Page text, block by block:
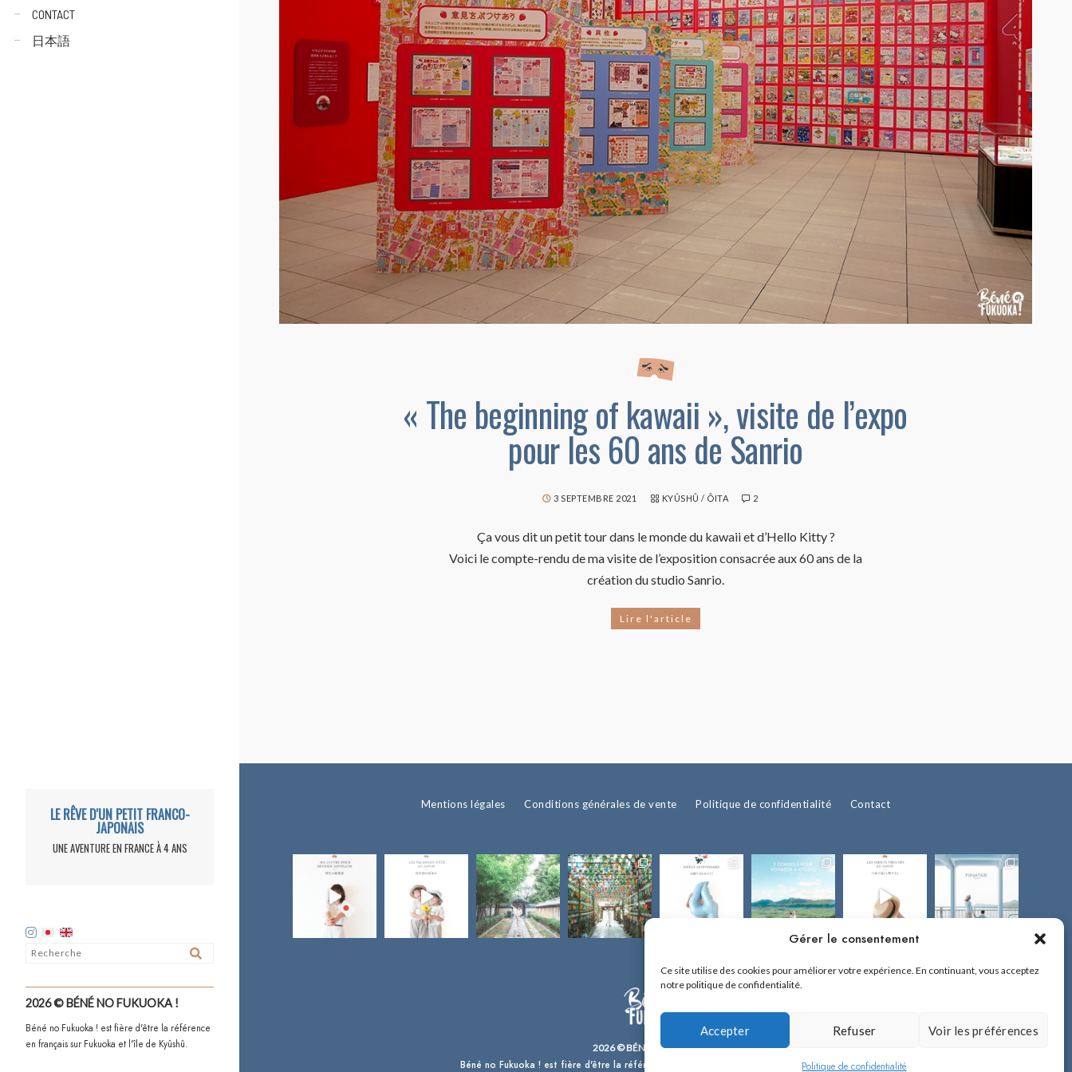
Gérer le consentement
Ce site utilise des cookies pour améliorer votre expérience. En continuant, vous acceptez
notre politique de confidentialité.
Accepter Refuser Voir les préférences
Politique de confidentialité
CONTACT
日本語
LE RÊVE D'UN PETIT FRANCO-
JAPONAIS
UNE AVENTURE EN FRANCE À 4 ANS
2026 © BÉNÉ NO FUKUOKA !
Béné no Fukuoka ! est fière d'être la référence
en français sur Fukuoka et l'île de Kyûshû.
« The beginning of kawaii », visite de l’expo
pour les 60 ans de Sanrio
3 SEPTEMBRE 2021 KYÛSHÛ / ÔITA 2
Ça vous dit un petit tour dans le monde du kawaii et d’Hello Kitty ?
Voici le compte-rendu de ma visite de l’exposition consacrée aux 60 ans de la
création du studio Sanrio.
Lire l'article
Mentions légales Conditions générales de vente Politique de confidentialité Contact
2026 © BÉNÉ NO FUKUOKA !
Béné no Fukuoka ! est fière d'être la référence en français sur Fukuoka et l'île de Kyûshû.